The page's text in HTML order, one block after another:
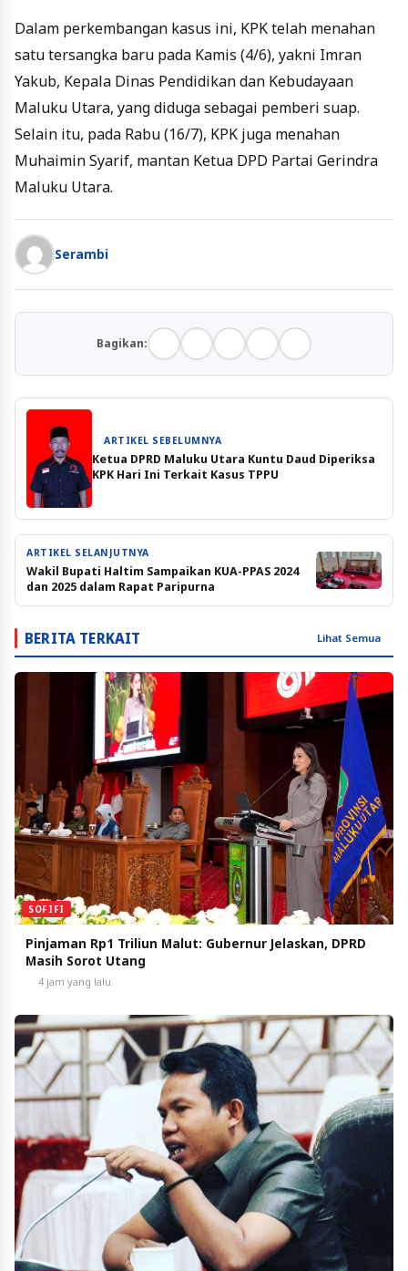
Dalam perkembangan kasus ini, KPK telah menahan
satu tersangka baru pada Kamis (4/6), yakni Imran
Yakub, Kepala Dinas Pendidikan dan Kebudayaan
Maluku Utara, yang diduga sebagai pemberi suap.
Selain itu, pada Rabu (16/7), KPK juga menahan
Muhaimin Syarif, mantan Ketua DPD Partai Gerindra
Maluku Utara.
Serambi
Bagikan:
ARTIKEL SEBELUMNYA
Ketua DPRD Maluku Utara Kuntu Daud Diperiksa
KPK Hari Ini Terkait Kasus TPPU
ARTIKEL SELANJUTNYA
Wakil Bupati Haltim Sampaikan KUA-PPAS 2024
dan 2025 dalam Rapat Paripurna
BERITA TERKAIT Lihat Semua
SOFIFI
Pinjaman Rp1 Triliun Malut: Gubernur Jelaskan, DPRD
Masih Sorot Utang
4 jam yang lalu